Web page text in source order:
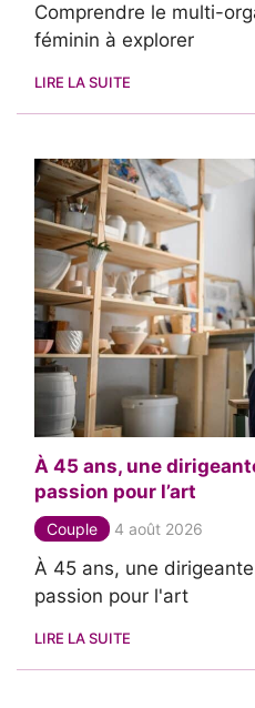
Comprendre le multi-
féminin à explorer
LIRE LA SUITE
À 45 ans, une
passion pour l’art
Couple 4 août 2026
À 45 ans, une
passion pour l'art
LIRE LA SUITE